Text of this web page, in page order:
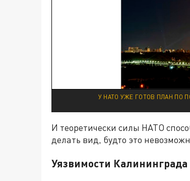
У НАТО УЖЕ ГОТОВ ПЛАН ПО
И теоретически силы НАТО
делать вид, будто это
Уязвимости Калининграда